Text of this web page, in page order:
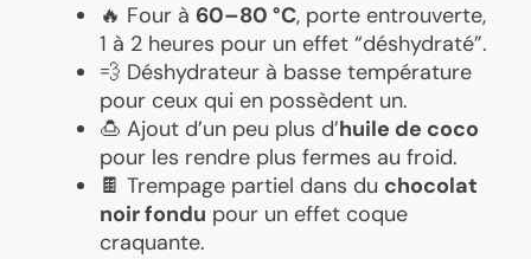
🔥 Four à 60–80 °C, porte entrouverte,
1 à 2 heures pour un effet “déshydraté”.
💨 Déshydrateur à basse température
pour ceux qui en possèdent un.
🍮 Ajout d’un peu plus d’huile de coco
pour les rendre plus fermes au froid.
🍫 Trempage partiel dans du chocolat
noir fondu pour un effet coque
craquante.